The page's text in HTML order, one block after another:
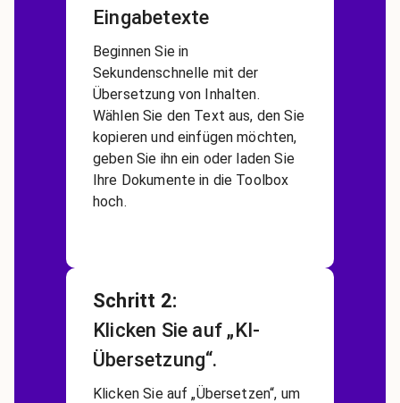
Eingabetexte
Beginnen Sie in
Sekundenschnelle mit der
Übersetzung von Inhalten.
Wählen Sie den Text aus, den Sie
kopieren und einfügen möchten,
geben Sie ihn ein oder laden Sie
Ihre Dokumente in die Toolbox
hoch.
Schritt 2:
Klicken Sie auf „KI-
Übersetzung“.
Klicken Sie auf „Übersetzen“, um